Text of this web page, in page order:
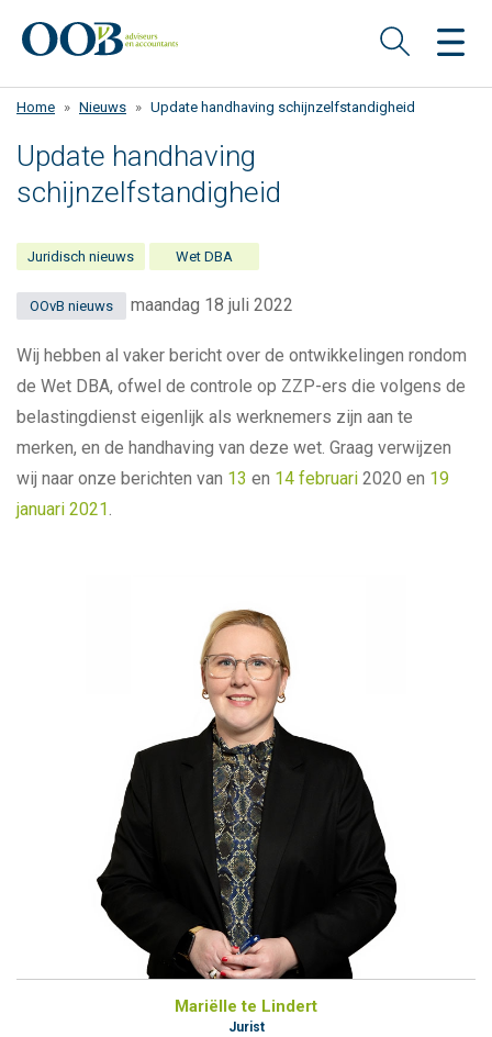
de
inhoud
gaan
Home Nieuws Update handhaving schijnzelfstandigheid
Update handhaving
schijnzelfstandigheid
Juridisch nieuws Wet DBA
OOvB nieuws maandag 18 juli 2022
Wij hebben al vaker bericht over de ontwikkelingen rondom
de Wet DBA, ofwel de controle op ZZP-ers die volgens de
belastingdienst eigenlijk als werknemers zijn aan te
merken, en de handhaving van deze wet. Graag verwijzen
wij naar onze berichten van 13 en 14 februari 2020 en 19
januari 2021.
Mariëlle te Lindert
Jurist